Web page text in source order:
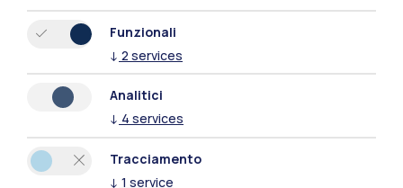
Funzionali
↓ 2 services
Analitici
↓ 4 services
Tracciamento
↓ 1 service